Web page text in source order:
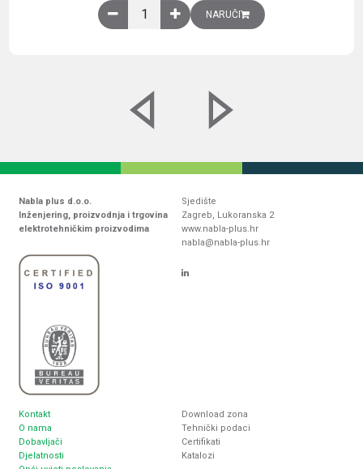
Obična montažna ploča V1000xŠ800mm,
NARUČI
Nabla plus d.o.o.
Inženjering, proizvodnja i trgovina
elektrotehničkim proizvodima
Sjedište
Zagreb, Lukoranska 2
www.nabla-plus.hr
nabla@nabla-plus.hr
Kontakt
O nama
Dobavljači
Djelatnosti
Download zona
Tehnički podaci
Certifikati
Katalozi